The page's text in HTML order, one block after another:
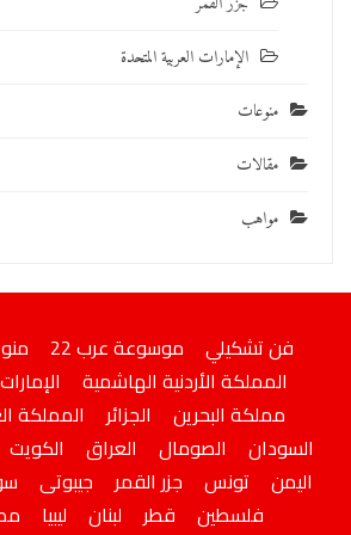
الإمارات العربية المتحدة
منوعات
مقالات
مواهب
فن تشكيلي موسوعة عرب 22
المملكة الأردنية الهاشمية
مملكة البحرين
الجزائر
المملكة
السودان
الصومال العراق الكويت
اليمن
تونس جزر القمر جيبوتى
فلسطين
قطر لبنان ليبيا